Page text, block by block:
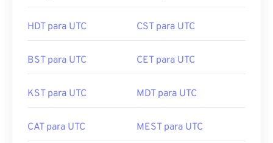
HDT para UTC CST para UTC
BST para UTC CET para UTC
KST para UTC MDT para UTC
CAT para UTC MEST para UTC